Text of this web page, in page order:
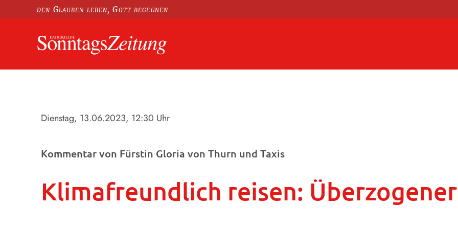
den Glauben leben, Gott begegnen
Dienstag, 13.06.2023, 12:30 Uhr
Kommentar von Fürstin Gloria von Thurn und Taxis
Klimafreundlich reisen: